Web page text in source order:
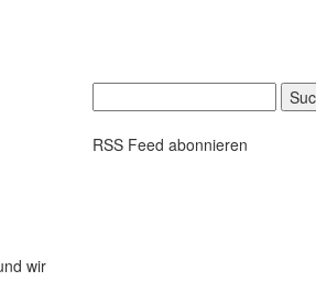
wir
nach:
RSS Feed abonnieren